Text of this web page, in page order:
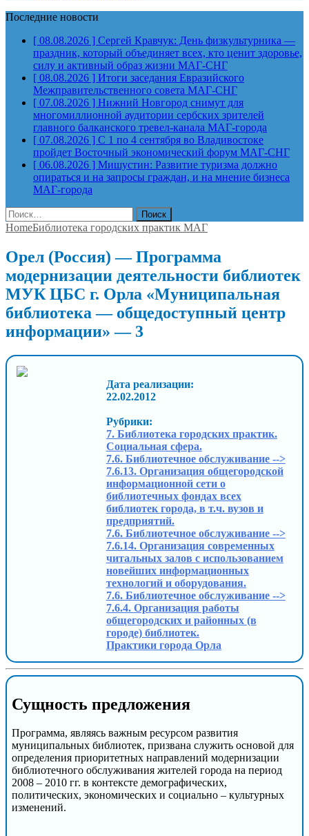
Последние новости
[ 08.08.2026 ] Сергей Кравчук: День физкультурника —
праздник, который объединяет всех, кто ценит здоровье,
силу и активный образ жизни МАГ-СНГ
[ 08.08.2026 ] Итоги заседания Евразийского
Межправительственного совета МАГ-СНГ
[ 07.08.2026 ] Нижний Новгород снимут для
многомиллионной аудитории сербских зрителей
главного балканского тревел-канала МАГ-города
[ 07.08.2026 ] С 1 по 4 сентября во Владивостоке
пройдет Восточный экономический форум МАГ-СНГ
[ 06.08.2026 ] Мишустин: Развитие туризма должно
опираться и на запросы граждан, и на мнение бизнеса
МАГ-города
Найти:
HomeБиблиотека городских практик МАГ
Орел (Россия) — Программа
модернизации деятельности библиотек
МУК ЦБС г. Орла «Муниципальная
библиотека — общедоступный центр
информации» — 3
Дата реализации:
22.02.2012
Рубрики:
7. Библиотека городских практик.
Социальная сфера.
7.6. Библиотечное обслуживание -->
7.6.13. Организация общегородской
информационной сети о
библиотечных фондах всех
библиотек города, в т.ч. вузов и
предприятий.
7.6. Библиотечное обслуживание -->
7.6.14. Организация современных
читальных залов с использованием
новейших информационных
технологий и оборудования.
7.6. Библиотечное обслуживание -->
7.6.4. Организация работы
общегородских и районных (в
городе) библиотек.
Практики города Орла
Сущность предложения
Программа, являясь важным ресурсом развития
муниципальных библиотек, призвана служить основой для
определения приоритетных направлений модернизации
библиотечного обслуживания жителей города на период
2008 – 2010 гг. в контексте демографических,
политических, экономических и социально – культурных
изменений.